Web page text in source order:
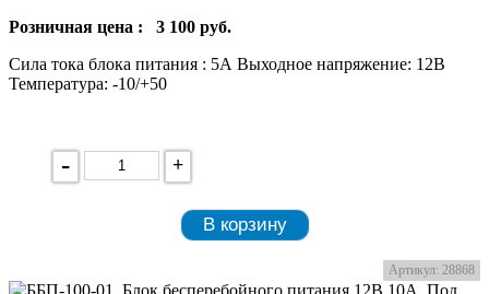
Розничная цена : 3 100 руб.
Сила тока блока питания : 5А Выходное напряжение: 12В
Температура: -10/+50
- +
В корзину
Артикул: 28868